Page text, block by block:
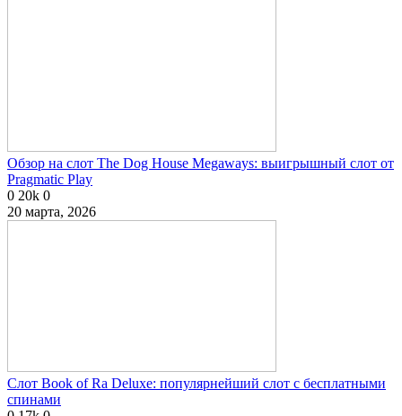
Обзор на слот The Dog House Megaways: выигрышный слот от
Pragmatic Play
0 20k 0
20 марта, 2026
Слот Book of Ra Deluxe: популярнейший слот с бесплатными
спинами